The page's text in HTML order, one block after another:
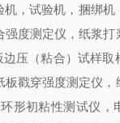
，试验机，捆绑机
度测定仪，纸浆打
压（粘合）试样取
戳穿强度测定仪，
形初粘性测试仪，